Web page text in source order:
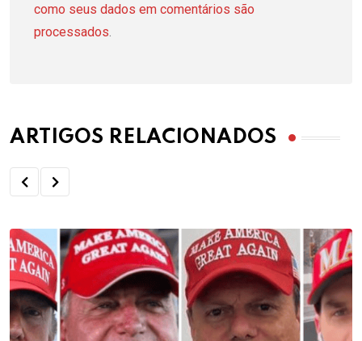
como seus dados em comentários são
processados.
ARTIGOS RELACIONADOS